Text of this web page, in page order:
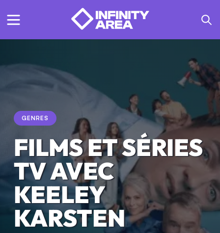
GENRES
FILMS ET SÉRIES
TV AVEC
KEELEY
KARSTEN